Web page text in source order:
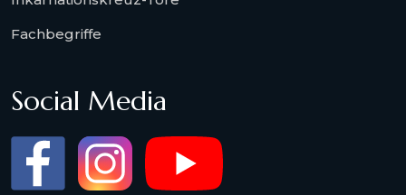
Fachbegriffe
Social Media